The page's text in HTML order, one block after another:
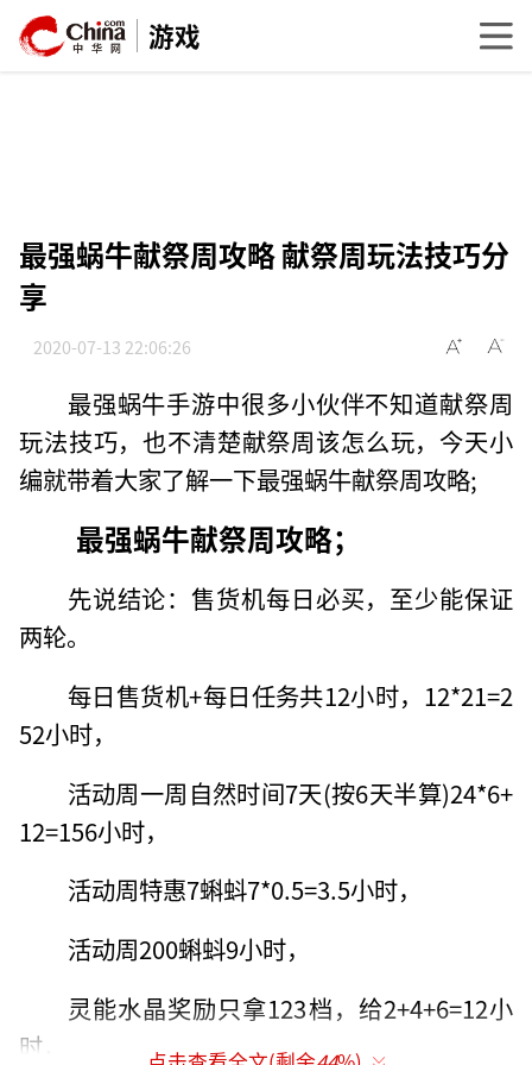
游戏
最强蜗牛献祭周攻略 献祭周玩法技巧分
享
2020-07-13 22:06:26
最强蜗牛手游中很多小伙伴不知道献祭周
玩法技巧，也不清楚献祭周该怎么玩，今天小
编就带着大家了解一下最强蜗牛献祭周攻略;
最强蜗牛献祭周攻略；
先说结论：售货机每日必买，至少能保证
两轮。
每日售货机+每日任务共12小时，12*21=2
52小时，
活动周一周自然时间7天(按6天半算)24*6+
12=156小时，
活动周特惠7蝌蚪7*0.5=3.5小时，
活动周200蝌蚪9小时，
灵能水晶奖励只拿123档，给2+4+6=12小
时，